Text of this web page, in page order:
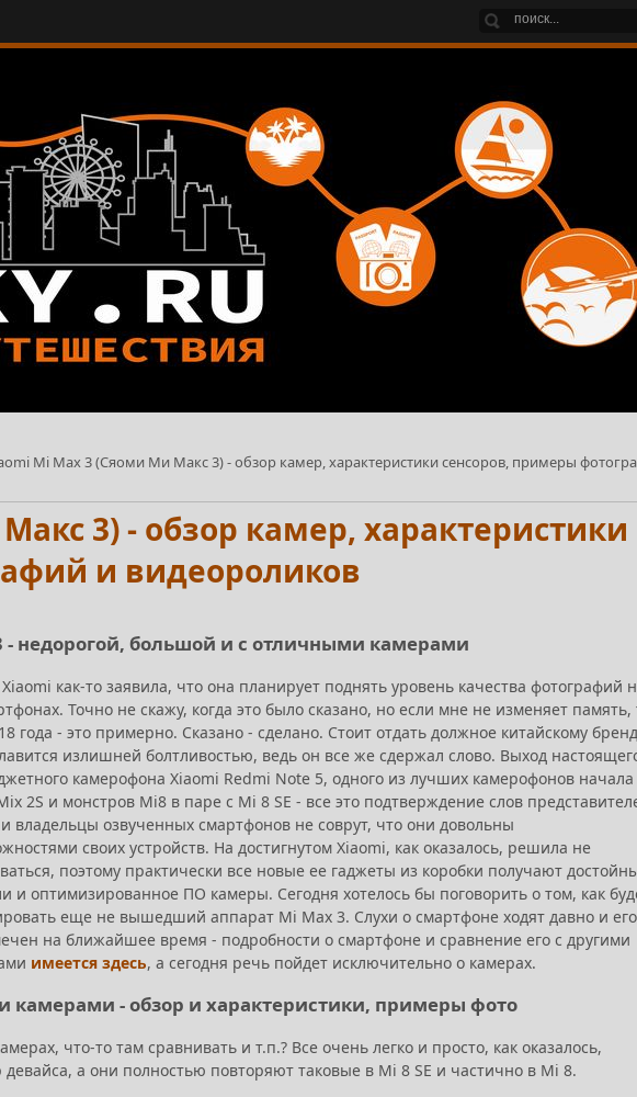
Mi Max 3 (Сяоми Ми Макс 3) - обзор камер, характеристики сенсоров, примеры
3) - обзор камер, характеристики
и видеороликов
- недорогой, большой и с отличными камерами
как-то заявила, что она планирует поднять уровень качества фотографий
Точно не скажу, когда это было сказано, но если мне не изменяет память,
года - это примерно. Сказано - сделано. Стоит отдать должное китайскому
излишней болтливостью, ведь он все же сдержал слово. Выход
камерофона Xiaomi Redmi Note 5, одного из лучших камерофонов начала
2S и монстров Mi8 в паре с Mi 8 SE - все это подтверждение слов
владельцы озвученных смартфонов не соврут, что они довольны
своих устройств. На достигнутом Xiaomi, как оказалось, решила не
поэтому практически все новые ее гаджеты из коробки получают
и оптимизированное ПО камеры. Сегодня хотелось бы поговорить о том, как
еще не вышедший аппарат Mi Max 3. Слухи о смартфоне ходят давно и его
на ближайшее время - подробности о смартфоне и сравнение его с другими
имеется здесь, а сегодня речь пойдет исключительно о камерах.
- обзор и характеристики, примеры фото
что-то там сравнивать и т.п.? Все очень легко и просто, как оказалось,
а они полностью повторяют таковые в Mi 8 SE и частично в Mi 8.